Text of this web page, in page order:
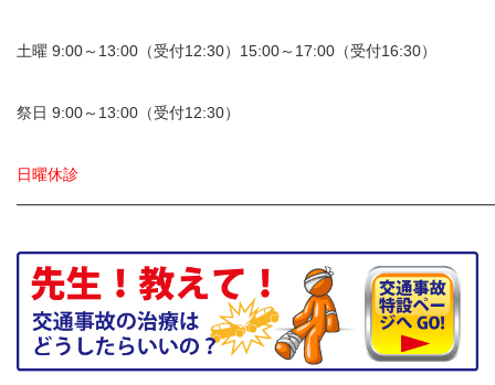
土曜 9:00～13:00（受付12:30）15:00～17:00（受付16:30）
祭日 9:00～13:00（受付12:30）
日曜休診
━━━━━━━━━━━━━━━━━━━━━━━━━━━━━━━